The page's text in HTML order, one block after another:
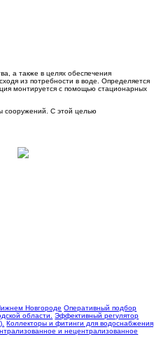
а также в целях обеспечения
из потребности в воде. Определяется
монтируется с помощью стационарных
сооружений. С этой целью
Новгороде Оперативный подбор
области.
Эффективный регулятор
Коллекторы и фитинги для водоснабжения,
и нецентрализованное